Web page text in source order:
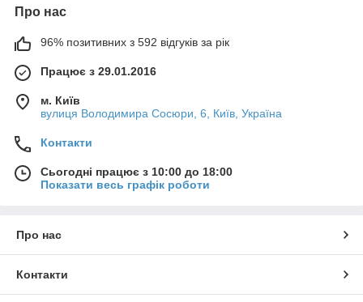
Про нас
96% позитивних з 592 відгуків за рік
Працює з 29.01.2016
м. Київ
вулиця Володимира Сосюри, 6, Київ, Україна
Контакти
Сьогодні працює з 10:00 до 18:00
Показати весь графік роботи
Про нас
Контакти